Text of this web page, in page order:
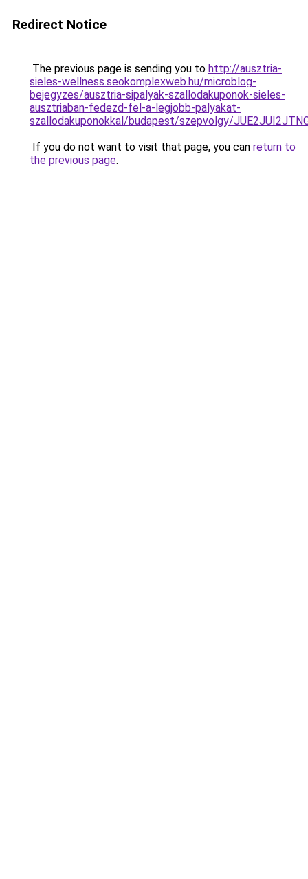
Redirect Notice
The previous page is sending you to http://ausztria-
sieles-wellness.seokomplexweb.hu/microblog-
bejegyzes/ausztria-sipalyak-szallodakuponok-sieles-
ausztriaban-fedezd-fel-a-legjobb-palyakat-
szallodakuponokkal/budapest/szepvolgy/
If you do not want to visit that page, you can return to
the previous page.